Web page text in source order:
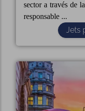
sector a través de
responsable ...
Jets